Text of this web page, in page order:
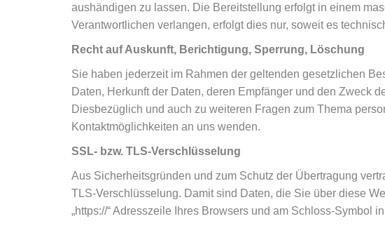
aushändigen zu lassen. Die Bereitstellung erfolgt in einem
Verantwortlichen verlangen, erfolgt dies nur, soweit es
Recht auf Auskunft, Berichtigung, Sperrung, Löschung
Sie haben jederzeit im Rahmen der geltenden gesetzlichen
Daten, Herkunft der Daten, deren Empfänger und den Zweck
Diesbezüglich und auch zu weiteren Fragen zum Thema
Kontaktmöglichkeiten an uns wenden.
SSL- bzw. TLS-Verschlüsselung
Aus Sicherheitsgründen und zum Schutz der Übertragung
TLS-Verschlüsselung. Damit sind Daten, die Sie über diese
„https://“ Adresszeile Ihres Browsers und am Schloss-Symbol